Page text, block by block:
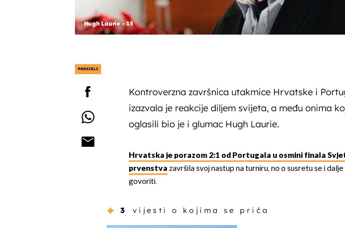
Hugh Laurie - 15
PODIJELI
Kontroverzna završnica utakmice Hrvatske i
izazvala je reakcije diljem svijeta, a među onima
oglasili bio je i glumac Hugh Laurie.
Hrvatska je porazom 2:1 od Portugala u osmini finala
prvenstva završila svoj nastup na turniru, no o susretu se i
govoriti.
3 vijesti o kojima se priča